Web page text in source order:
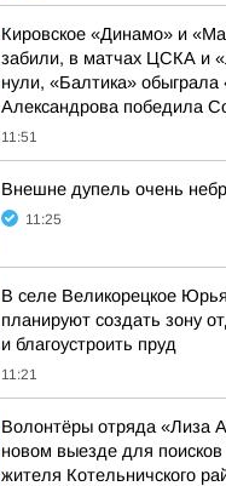
Кировское «Динамо» и
забили, в матчах ЦСКА и
нули, «Балтика»
Александрова победила
11:51
Внешне дупель очень
11:25
В селе Великорецкое
планируют создать зону
и благоустроить пруд
11:21
Волонтёры отряда «Лиза
новом выезде для поисков
жителя Котельничского